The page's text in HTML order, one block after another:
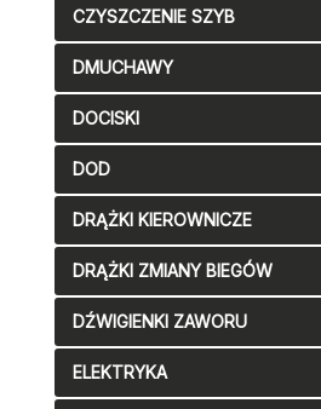
CZYSZCZENIE SZYB
DMUCHAWY
DOCISKI
DOD
DRĄŻKI KIEROWNICZE
DRĄŻKI ZMIANY BIEGÓW
DŹWIGIENKI ZAWORU
ELEKTRYKA